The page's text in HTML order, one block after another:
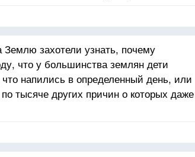
захотели узнать, почему
что у большинства землян дети
напились в определенный день, или
тысяче других причин о которых даже